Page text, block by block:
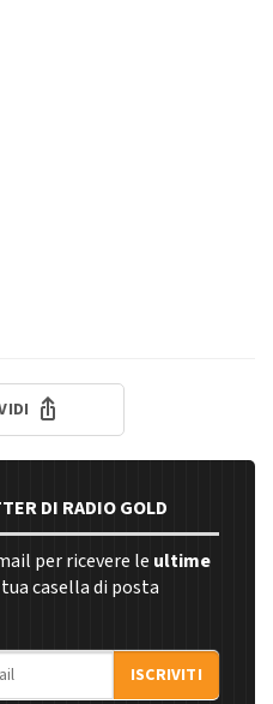
DI RADIO GOLD
per ricevere le ultime
casella di posta
ISCRIVITI